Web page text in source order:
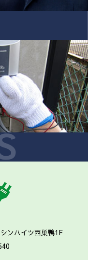
ンハイツ西巣鴨1F